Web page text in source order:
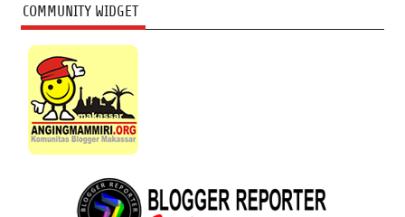
COMMUNITY WIDGET